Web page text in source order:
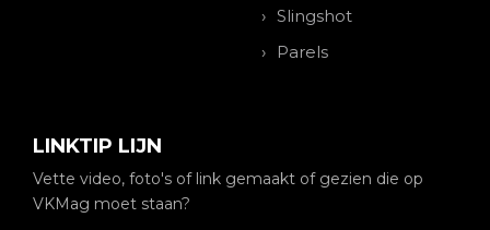
Slingshot
Parels
LINKTIP LIJN
Vette video, foto's of link gemaakt of gezien die op
VKMag moet staan?